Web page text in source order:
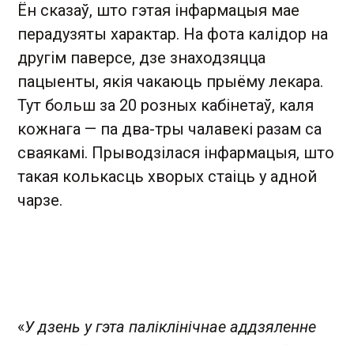
Ён сказаў, што гэтая інфармацыя мае
перадузяты характар. На фота калідор на
другім паверсе, дзе знаходзяцца
пацыенты, якія чакаюць прыёму лекара.
Тут больш за 20 розных кабінетаў, каля
кожнага — па два-тры чалавекі разам са
сваякамі. Прыводзілася інфармацыя, што
такая колькасць хворых стаіць у адной
чарзе.
«У дзень у гэта паліклінічнае аддзяленне